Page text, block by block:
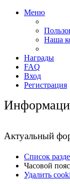
Меню
Наша
Награды
FAQ
Вход
Регистрация
Актуальный
Список
Часовой
Удалить